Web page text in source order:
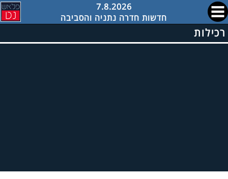
7.8.2026
חדשות חדרה נתניה והסביבה
רכילות